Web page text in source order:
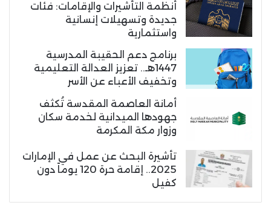
أنظمة التأشيرات والإقامات: فئات
جديدة وتسهيلات إنسانية
واستثمارية
برنامج دعم الحقيبة المدرسية
1447هـ.. تعزيز العدالة التعليمية
وتخفيف الأعباء عن الأسر
أمانة العاصمة المقدسة تُكثف
جهودها الميدانية لخدمة سكان
وزوار مكة المكرمة
تأشيرة البحث عن عمل في الإمارات
2025.. إقامة حرة 120 يوماً دون
كفيل